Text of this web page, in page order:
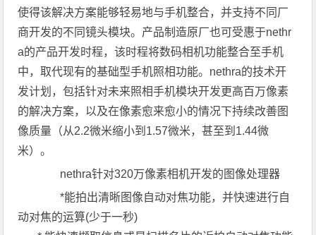
使得该解决方案能够轻易地与手机整合，并支持不同厂
商开发的不同镜头模块。产品制造原厂也可受惠于nethr
a的产品开发时程，该时程将数码相机功能整合至手机
中，取代现有的基础型手机照相功能。nethra的技术开
发计划，包括针对未来照相手机模块开发更高百万像素
的解决方案，以及在像素愈来愈小的情况下持续改善图
像质量（从2.2微米缩小到1.57微米，甚至到1.44微
米）。
nethra针对320万像素相机开发的图像处理器
*能拍出清晰图像自动对焦功能，并快速进行自
动对焦的运算(少于一秒)